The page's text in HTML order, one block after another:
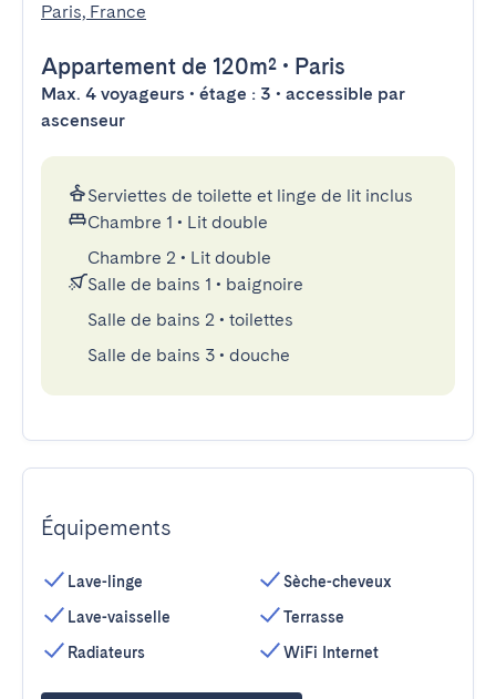
Paris, France
Appartement de 120m² • Paris
Max. 4 voyageurs • étage : 3 • accessible par
ascenseur
Serviettes de toilette et linge de lit inclus
Chambre 1 • Lit double
Chambre 2 • Lit double
Salle de bains 1 • baignoire
Salle de bains 2 • toilettes
Salle de bains 3 • douche
Équipements
Lave-linge
Lave-vaisselle
Radiateurs
Sèche-cheveux
Terrasse
WiFi Internet